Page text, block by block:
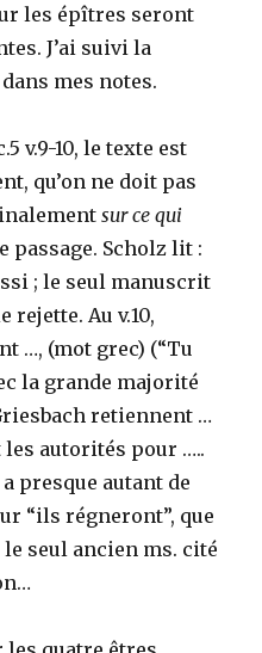
les épîtres seront
J’ai suivi la
mes notes.
v.9-10, le texte est
qu’on ne doit pas
sur ce qui
passage. Scholz lit :
; le seul manuscrit
rejette. Au v.10,
…, (mot grec) (“Tu
la grande majorité
retiennent …
les autorités pour …..
presque autant de
“ils régneront”, que
seul ancien ms. cité